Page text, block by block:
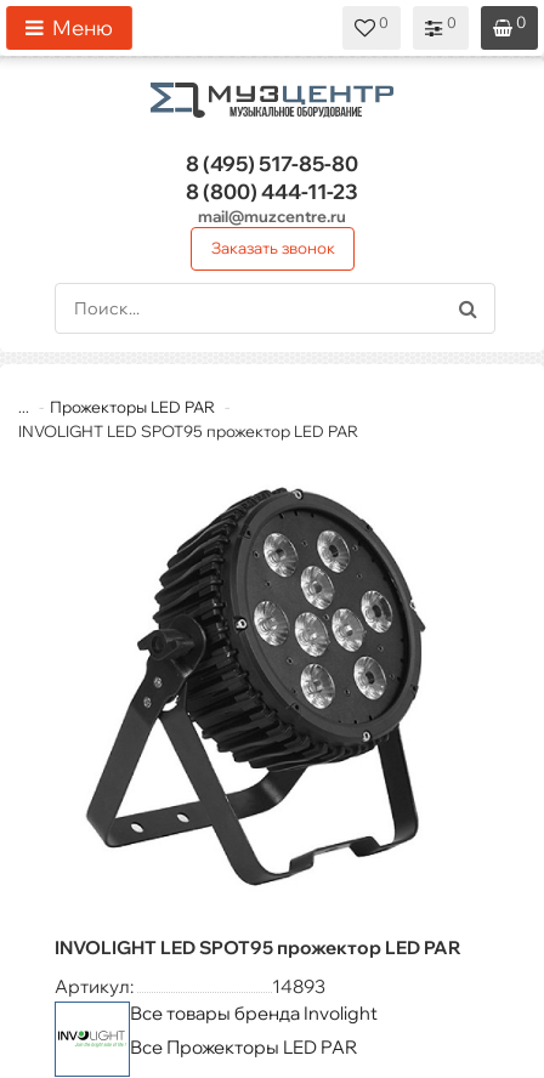
0
0
0
Меню
8 (495)517-85-80
8 (800)444-11-23
mail@muzcentre.ru
Заказать звонок
...
Прожекторы LED PAR
INVOLIGHT LED SPOT95 прожектор LED PAR
INVOLIGHT LED SPOT95 прожектор LED PAR
Артикул:
14893
Все товары бренда Involight
Все Прожекторы LED PAR